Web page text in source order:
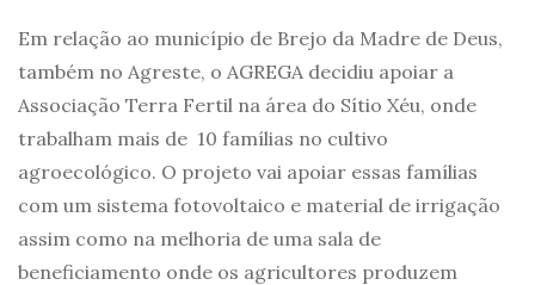
Em relação ao município de Brejo da Madre de Deus,
também no Agreste, o AGREGA decidiu apoiar a
Associação Terra Fertil na área do Sítio Xéu, onde
trabalham mais de 10 famílias no cultivo
agroecológico. O projeto vai apoiar essas famílias
com um sistema fotovoltaico e material de irrigação
assim como na melhoria de uma sala de
beneficiamento onde os agricultores produzem